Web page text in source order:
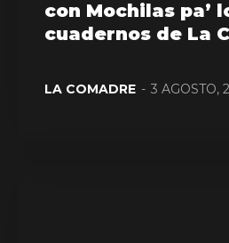
con Mochilas pa’
cuadernos de La
LA COMADRE - 3 AGOSTO,